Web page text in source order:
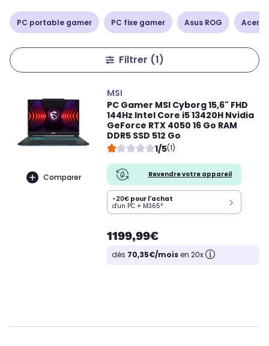
PC portable gamer PC fixe gamer Asus ROG Acer
Filtrer (1)
Comparer
MSI
PC Gamer MSI Cyborg 15,6" FHD
144Hz Intel Core i5 13420H Nvidia
GeForce RTX 4050 16 Go RAM
DDR5 SSD 512 Go
1/5(1)
Revendre votre appareil
-20€ pour l'achat
d'un PC + M365*
1199,99€
dès 70,35€/moisen 20x